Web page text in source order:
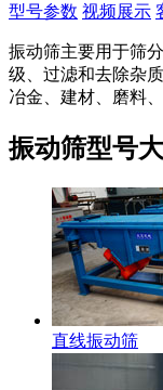
型号参数 视频展示
振动筛主要用于筛
级、过滤和去除杂
冶金、建材、磨料
振动筛型号
直线振动筛